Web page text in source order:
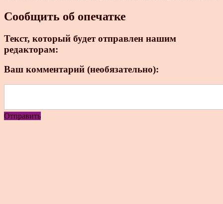
Сообщить об опечатке
Текст, который будет отправлен нашим
редакторам:
Ваш комментарий (необязательно):
Отправить